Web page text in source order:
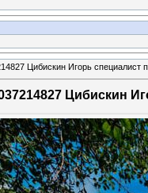
Цибискин Игорь специалист
Цибискин